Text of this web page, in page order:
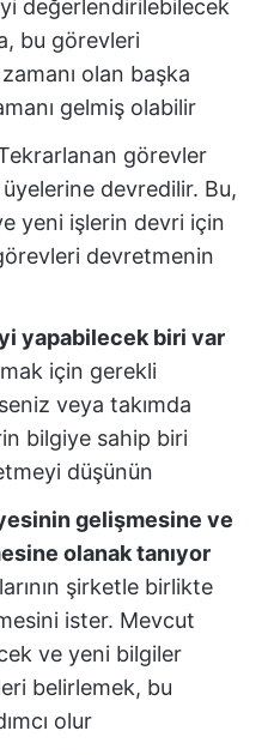
değerlendirilebilecek
bu görevleri
olan başka
gelmiş olabilir
görevler
devredilir. Bu,
yeni işlerin devri için
devretmenin
yapabilecek biri var
için gerekli
veya takımda
bilgiye sahip biri
düşünün
gelişmesine ve
olanak tanıyor
şirketle birlikte
ister. Mevcut
ve yeni bilgiler
belirlemek, bu
olur